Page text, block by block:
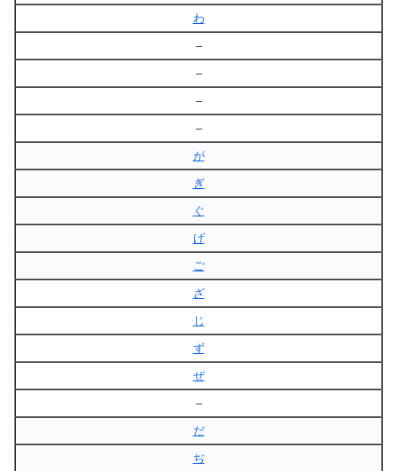
わ
–
–
–
–
が
ぎ
ぐ
げ
ご
ざ
じ
ず
ぜ
–
だ
ぢ